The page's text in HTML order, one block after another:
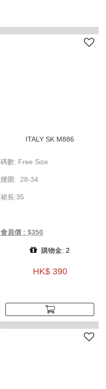
ITALY SK M886
碼數: Free Size
腰圍: 28-34
裙長:35
會員價 : $350
購物金: 2
HK$ 390